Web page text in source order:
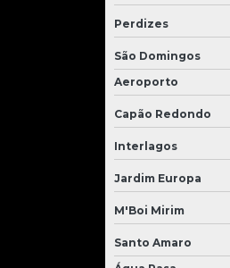
Perdizes
São Domingos
Aeroporto
Capão Redondo
Interlagos
Jardim Europa
M'Boi Mirim
Santo Amaro